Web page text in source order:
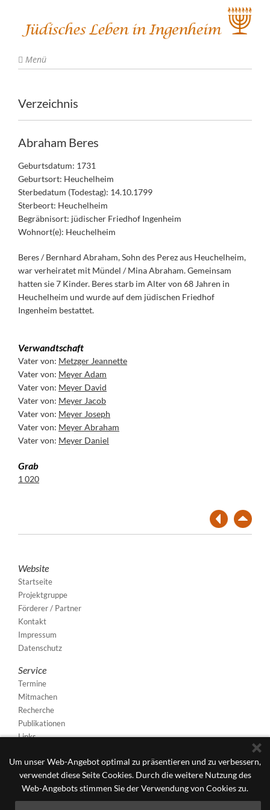
Um unser Web-Angebot optimal zu präsentieren und zu verbessern,
verwendet diese Seite Cookies. Durch die weitere Nutzung des
Web-Angebots stimmen Sie der Verwendung von Cookies zu.
Menü
Verzeichnis
Abraham Beres
Geburtsdatum: 1731
Geburtsort: Heuchelheim
Sterbedatum (Todestag): 14.10.1799
Sterbeort: Heuchelheim
Begräbnisort: jüdischer Friedhof Ingenheim
Wohnort(e): Heuchelheim
Beres / Bernhard Abraham, Sohn des Perez aus Heuchelheim,
war verheiratet mit Mündel / Mina Abraham. Gemeinsam
hatten sie 7 Kinder. Beres starb im Alter von 68 Jahren in
Heuchelheim und wurde auf dem jüdischen Friedhof
Ingenheim bestattet.
Verwandtschaft
Vater von: Metzger Jeannette
Vater von: Meyer Adam
Vater von: Meyer David
Vater von: Meyer Jacob
Vater von: Meyer Joseph
Vater von: Meyer Abraham
Vater von: Meyer Daniel
Grab
1 020
Website
Startseite
Projektgruppe
Förderer / Partner
Kontakt
Impressum
Datenschutz
Service
Termine
Mitmachen
Recherche
Publikationen
Links